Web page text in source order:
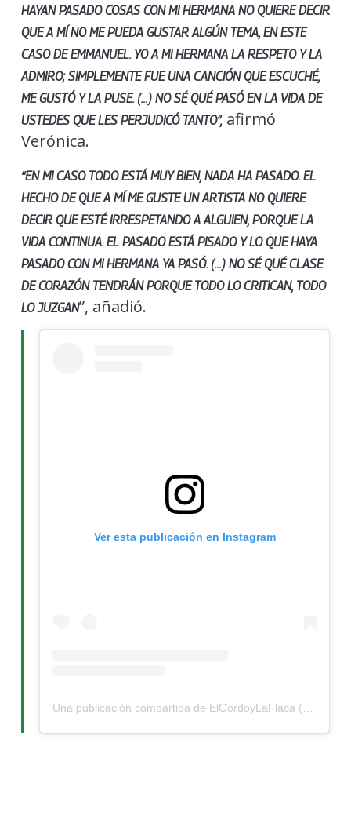
HAYAN PASADO COSAS CON MI HERMANA NO QUIERE DECIR
QUE A MÍ NO ME PUEDA GUSTAR ALGÚN TEMA, EN ESTE
CASO DE EMMANUEL. YO A MI HERMANA LA RESPETO Y LA
ADMIRO; SIMPLEMENTE FUE UNA CANCIÓN QUE ESCUCHÉ,
ME GUSTÓ Y LA PUSE. (…) NO SÉ QUÉ PASÓ EN LA VIDA DE
USTEDES QUE LES PERJUDICÓ TANTO”,afirmó
Verónica.
“EN MI CASO TODO ESTÁ MUY BIEN, NADA HA PASADO. EL
HECHO DE QUE A MÍ ME GUSTE UN ARTISTA NO QUIERE
DECIR QUE ESTÉ IRRESPETANDO A ALGUIEN, PORQUE LA
VIDA CONTINUA. EL PASADO ESTÁ PISADO Y LO QUE HAYA
PASADO CON MI HERMANA YA PASÓ. (…) NO SÉ QUÉ CLASE
DE CORAZÓN TENDRÁN PORQUE TODO LO CRITICAN, TODO
LO JUZGAN”, añadió.
Ver esta publicación en Instagram
Una publicación compartida de ElGordoyLaFlaca (@elgordoylaflaca)